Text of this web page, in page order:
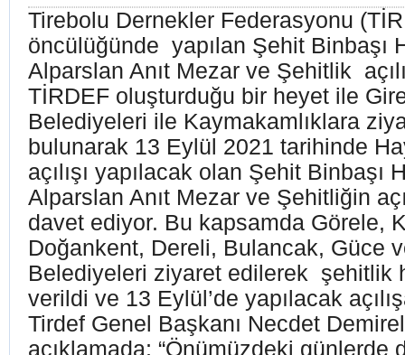
Tirebolu Dernekler Federasyonu
öncülüğünde yapılan Şehit Binbaşı
Alparslan Anıt Mezar ve Şehitlik
TİRDEF oluşturduğu bir heyet ile
Belediyeleri ile Kaymakamlıklara
bulunarak 13 Eylül 2021 tarihinde
açılışı yapılacak olan Şehit Binbaşı
Alparslan Anıt Mezar ve Şehitliğin
davet ediyor. Bu kapsamda Görele,
Doğankent, Dereli, Bulancak, Güce
Belediyeleri ziyaret edilerek şehitlik
verildi ve 13 Eylül’de yapılacak
Tirdef Genel Başkanı Necdet Demirel
açıklamada; “Önümüzdeki günlerde